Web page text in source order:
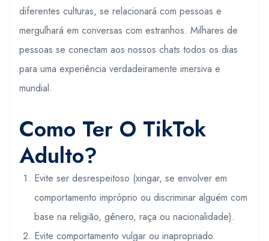
diferentes culturas, se relacionará com pessoas e
mergulhará em conversas com estranhos. Milhares de
pessoas se conectam aos nossos chats todos os dias
para uma experiência verdadeiramente imersiva e
mundial.
Como Ter O TikTok
Adulto?
Evite ser desrespeitoso (xingar, se envolver em
comportamento impróprio ou discriminar alguém com
base na religião, gênero, raça ou nacionalidade).
Evite comportamento vulgar ou inapropriado.